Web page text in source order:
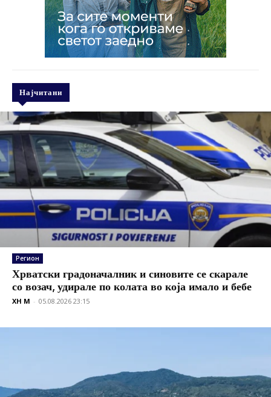
Најчитани
Регион
Хрватски градоначалник и синовите се скарале
со возач, удирале по колата во која имало и бебе
XH M - 05.08.2026 23:15